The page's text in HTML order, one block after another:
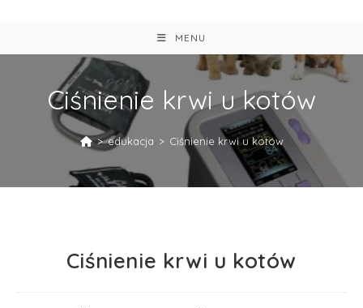
MENU
Ciśnienie krwi u kotów
> edukacja > Ciśnienie krwi u kotów
Ciśnienie krwi u kotów